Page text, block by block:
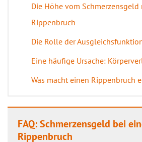
Die Höhe vom Schmerzensgeld
Rippenbruch
Die Rolle der
Eine häufige Ursache:
Was macht einen Rippenbruch
FAQ: Schmerzensgeld bei
Rippenbruch